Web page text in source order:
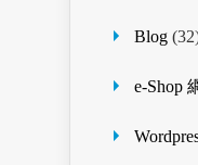
Blog
e-Shop